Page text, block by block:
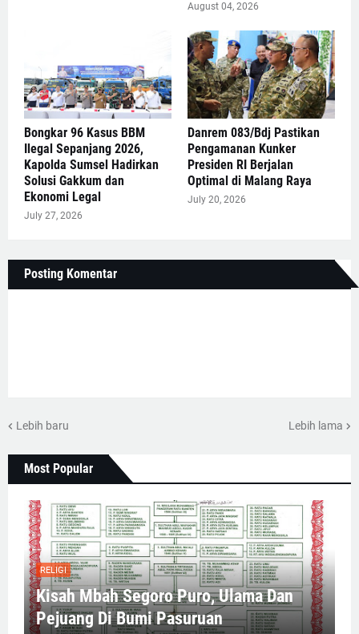
August 04, 2026
Bongkar 96 Kasus BBM
Ilegal Sepanjang 2026,
Kapolda Sumsel Hadirkan
Solusi Gakkum dan
Ekonomi Legal
July 27, 2026
Danrem 083/Bdj Pastikan
Pengamanan Kunker
Presiden RI Berjalan
Optimal di Malang Raya
July 20, 2026
Posting Komentar
Lebih baru Lebih lama
Most Popular
RELIGI
Kisah Mbah Segoro Puro, Ulama Dan
Pejuang Di Bumi Pasuruan